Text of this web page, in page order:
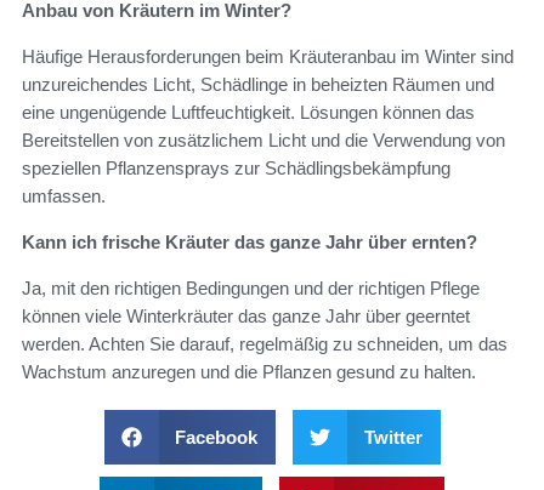
Anbau von Kräutern im Winter?
Häufige Herausforderungen beim Kräuteranbau im Winter sind
unzureichendes Licht, Schädlinge in beheizten Räumen und
eine ungenügende Luftfeuchtigkeit. Lösungen können das
Bereitstellen von zusätzlichem Licht und die Verwendung von
speziellen Pflanzensprays zur Schädlingsbekämpfung
umfassen.
Kann ich frische Kräuter das ganze Jahr über ernten?
Ja, mit den richtigen Bedingungen und der richtigen Pflege
können viele Winterkräuter das ganze Jahr über geerntet
werden. Achten Sie darauf, regelmäßig zu schneiden, um das
Wachstum anzuregen und die Pflanzen gesund zu halten.
Facebook Twitter